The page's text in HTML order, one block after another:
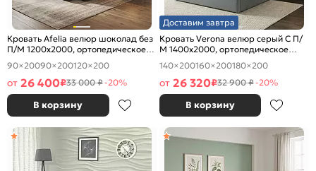
Кровать Afelia велюр шоколад без
П/М 1200x2000, ортопедическое
основание, изголовье мягкое
90×20090×200120×200
от 26 400₽33 000 ₽-20%
В корзину
Доставим завтра
Кровать Verona велюр серый С П/
М 1400x2000, ортопедическое
основание, изголовье мягкое
140×200160×200180×200
от 26 320₽32 900 ₽-20%
В корзину